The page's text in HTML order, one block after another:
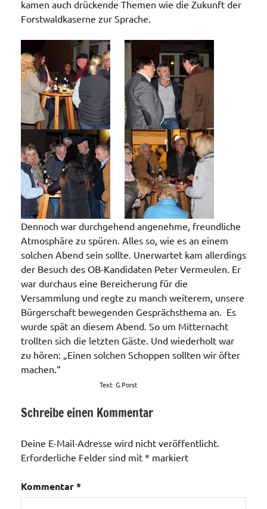
kamen auch drückende Themen wie die Zukunft der
Forstwaldkaserne zur Sprache.
Dennoch war durchgehend angenehme, freundliche
Atmosphäre zu spüren. Alles so, wie es an einem
solchen Abend sein sollte. Unerwartet kam allerdings
der Besuch des OB-Kandidaten Peter Vermeulen. Er
war durchaus eine Bereicherung für die
Versammlung und regte zu manch weiterem, unsere
Bürgerschaft bewegenden Gesprächsthema an. Es
wurde spät an diesem Abend. So um Mitternacht
trollten sich die letzten Gäste. Und wiederholt war
zu hören: „Einen solchen Schoppen sollten wir öfter
machen.“
Text: G.Porst
Schreibe einen Kommentar
Deine E-Mail-Adresse wird nicht veröffentlicht.
Erforderliche Felder sind mit * markiert
Kommentar*